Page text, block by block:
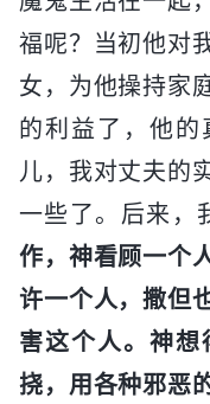
福呢？当初他对
女，为他操持家
的利益了，他
儿，我对丈夫的
一些了。后来，
作，神看顾一个
许一个人，撒但
害这个人。神
挠，用各种邪恶